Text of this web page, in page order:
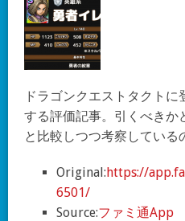
ドラゴンクエストタクト
する評価記事。引くべきか
と比較しつつ考察している
Original:https://
6501/
Source:ファミ通App